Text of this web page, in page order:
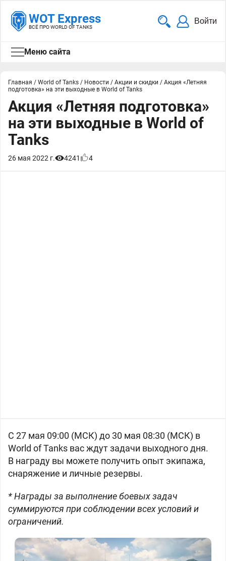
WOT Express
ВСЁ ПРО WORLD OF TANKS
Войти
Меню сайта
Главная / World of Tanks / Новости / Акции и скидки / Акция «Летняя
подготовка» на эти выходные в World of Tanks
Акция «Летняя подготовка»
на эти выходные в World of
Tanks
26 мая 2022 г. 4241 4
С 27 мая 09:00 (МСК) до 30 мая 08:30 (МСК) в
World of Tanks вас ждут задачи выходного дня.
В награду вы можете получить опыт экипажа,
снаряжение и личные резервы.
* Награды за выполнение боевых задач
суммируются при соблюдении всех условий и
ограничений.